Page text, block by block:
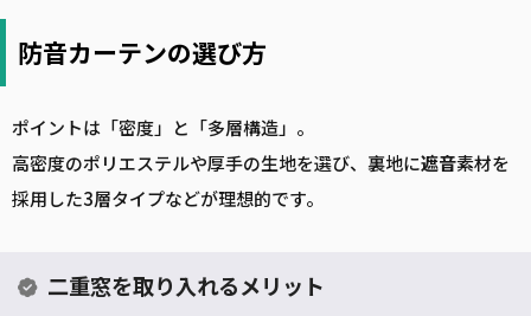
防音カーテンの選び方
ポイントは「密度」と「多層構造」。
高密度のポリエステルや厚手の生地を選び、裏地に遮音素材を
採用した3層タイプなどが理想的です。
二重窓を取り入れるメリット